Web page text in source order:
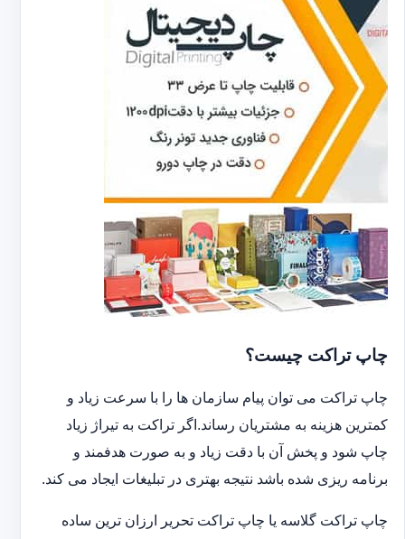
چاپ تراکت چیست؟
چاپ تراکت می توان پیام سازمان ها را با سرعت زیاد و
کمترین هزینه به مشتریان رساند.اگر تراکت به تیراژ زیاد
چاپ شود و پخش آن با دقت زیاد و به صورت هدفمند و
برنامه ریزی شده باشد نتیجه بهتری در تبلیغات ایجاد می کند.
چاپ تراکت گلاسه یا چاپ تراکت تحریر ارزان ترین ساده